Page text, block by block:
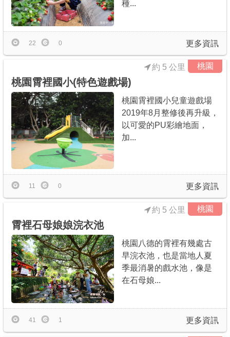
種...
更多資訊
22 0
桃園
桃園霄裡國小(特色遊戲場)
約 5 公里
桃園霄裡國小兒童遊戲場
2019年8月整修後再升級，
以可愛的PU彩繪地面，
加...
更多資訊
11 0
桃園
霄裡石母娘娘浣衣池
約 5 公里
桃園八德的霄裡有幾處古
早浣衣池，也是當地人夏
季最消暑的戲水池，像是
在石母娘...
更多資訊
41 1